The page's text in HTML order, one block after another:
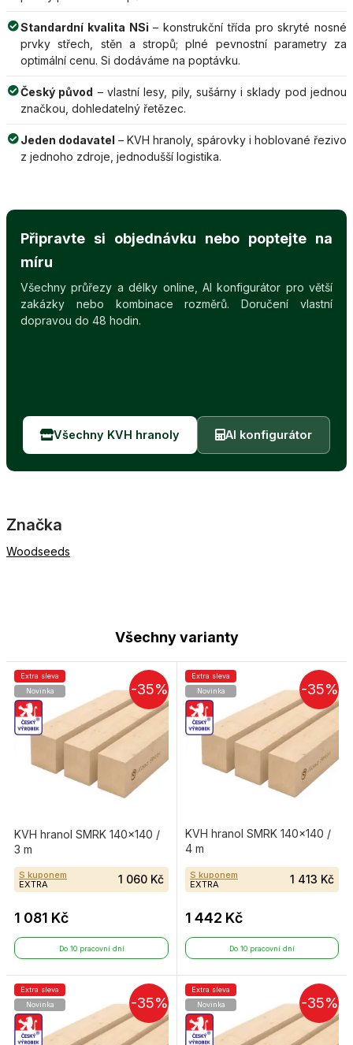
Standardní kvalita NSi – konstrukční třída pro skryté nosné
prvky střech, stěn a stropů; plné pevnostní parametry za
optimální cenu. Si dodáváme na poptávku.
Český původ – vlastní lesy, pily, sušárny i sklady pod jednou
značkou, dohledatelný řetězec.
Jeden dodavatel – KVH hranoly, spárovky i hoblované řezivo
z jednoho zdroje, jednodušší logistika.
Připravte si objednávku nebo poptejte na
míru
Všechny průřezy a délky online, AI konfigurátor pro větší
zakázky nebo kombinace rozměrů. Doručení vlastní
dopravou do 48 hodin.
Všechny KVH hranoly AI konfigurátor
Značka
Woodseeds
Všechny varianty
-35%
Extra sleva
Novinka
KVH hranol SMRK 140×140 /
3 m
S kuponem
EXTRA
1 060 Kč
1 081 Kč
Do 10 pracovní dní
-35%
Extra sleva
Novinka
KVH hranol SMRK 140×140 /
4 m
S kuponem
EXTRA
1 413 Kč
1 442 Kč
Do 10 pracovní dní
-35%
Extra sleva
Novinka
-35%
Extra sleva
Novinka